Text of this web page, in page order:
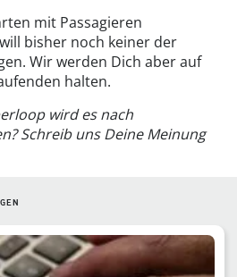
mit Passagieren
bisher noch keiner der
Wir werden Dich aber auf
halten.
wird es nach
Schreib uns Deine Meinung